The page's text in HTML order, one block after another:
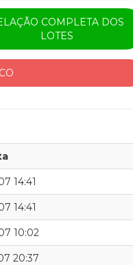
COMPLETA DOS
LOTES
14:41
14:41
10:02
20:37